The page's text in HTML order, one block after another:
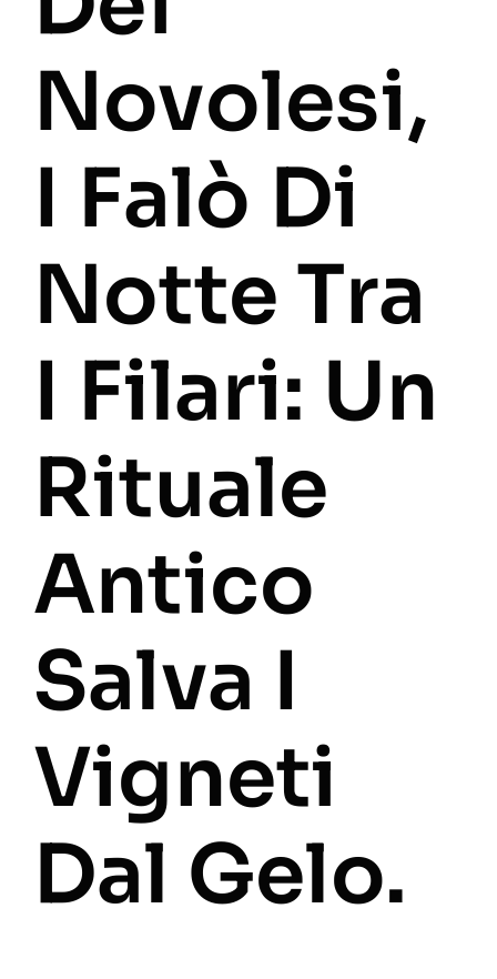
Novolesi,
I Falò Di
Notte Tra
I Filari: Un
Rituale
Antico
Salva I
Vigneti
Dal Gelo.